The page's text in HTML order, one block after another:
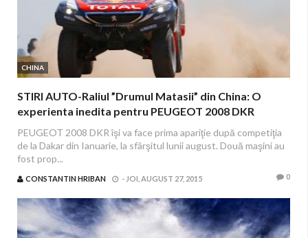
CHINA
STIRI AUTO-Raliul ”Drumul Matasii” din China: O
experienta inedita pentru PEUGEOT 2008 DKR
PEUGEOT 2008 DKR îşi va face prima apariţie după competiţia
de la Dakar din Ianuarie, la sfârşitul lunii august. Două maşini au
fost prop...
CONSTANTIN HRIBAN - JOI, AUGUST 27, 2015 0